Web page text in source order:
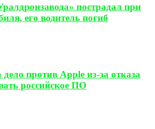
пострадал при
его водитель погиб
против Apple из-за отказа
российское ПО